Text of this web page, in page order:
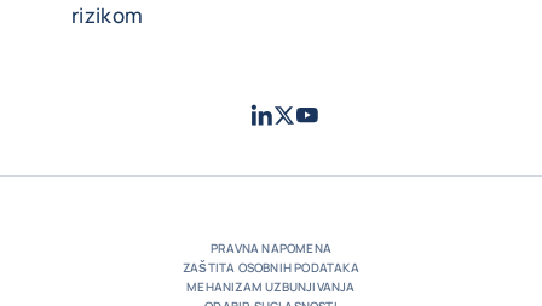
rizikom
LinkedIn
TwitterYoutube
PRAVNA NAPOMENA
ZAŠTITA OSOBNIH PODATAKA
MEHANIZAM UZBUNJIVANJA